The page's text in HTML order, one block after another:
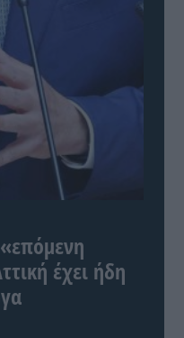
έχει ήδη